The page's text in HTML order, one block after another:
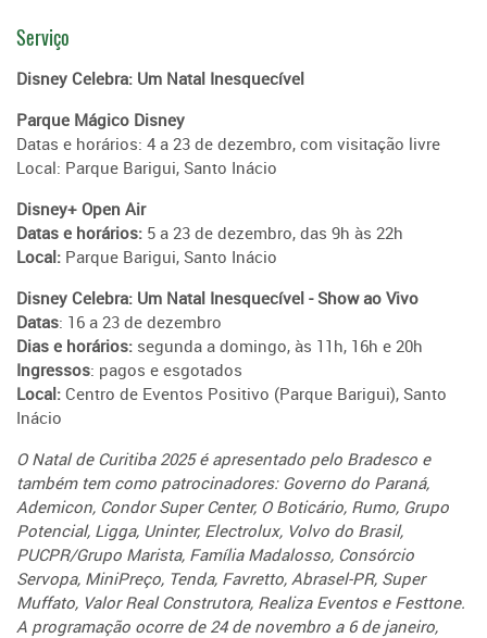
Serviço
Disney Celebra: Um Natal Inesquecível
Parque Mágico Disney
Datas e horários: 4 a 23 de dezembro, com visitação livre
Local: Parque Barigui, Santo Inácio
Disney+ Open Air
Datas e horários: 5 a 23 de dezembro, das 9h às 22h
Local: Parque Barigui, Santo Inácio
Disney Celebra: Um Natal Inesquecível - Show ao Vivo
Datas: 16 a 23 de dezembro
Dias e horários: segunda a domingo, às 11h, 16h e 20h
Ingressos: pagos e esgotados
Local: Centro de Eventos Positivo (Parque Barigui), Santo
Inácio
O Natal de Curitiba 2025 é apresentado pelo Bradesco e
também tem como patrocinadores: Governo do Paraná,
Ademicon, Condor Super Center, O Boticário, Rumo, Grupo
Potencial, Ligga, Uninter, Electrolux, Volvo do Brasil,
PUCPR/Grupo Marista, Família Madalosso, Consórcio
Servopa, MiniPreço, Tenda, Favretto, Abrasel-PR, Super
Muffato, Valor Real Construtora, Realiza Eventos e Festtone.
A programação ocorre de 24 de novembro a 6 de janeiro,